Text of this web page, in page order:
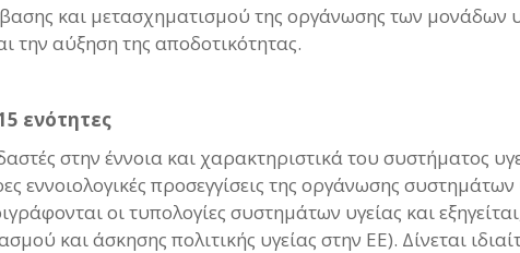
και μετασχηματισμού της οργάνωσης των μονάδων
την αύξηση της αποδοτικότητας.
ενότητες
στην έννοια και χαρακτηριστικά του συστήματος
εννοιολογικές προσεγγίσεις της οργάνωσης συστημάτων
οι τυπολογίες συστημάτων υγείας και
και άσκησης πολιτικής υγείας στην ΕΕ). Δίνεται